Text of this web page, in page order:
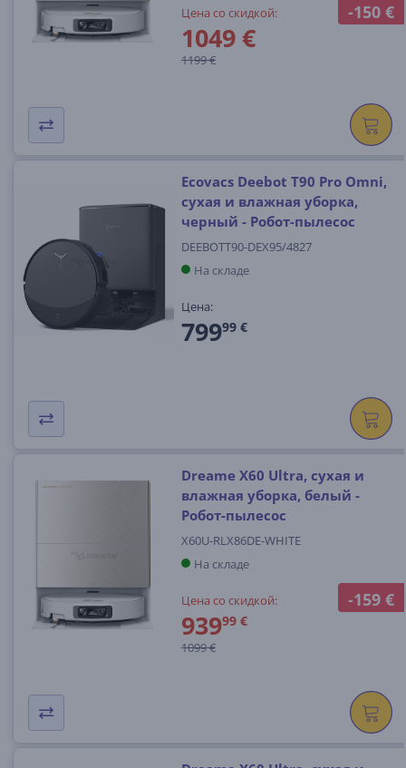
-150 €
Цена со скидкой:
1049 €
1199 €
Ecovacs Deebot T90 Pro Omni,
сухая и влажная уборка,
черный - Робот-пылесос
DEEBOTT90-DEX95/4827
На складе
Цена:
79999 €
-159 €
Dreame X60 Ultra, сухая и
влажная уборка, белый -
Робот-пылесос
X60U-RLX86DE-WHITE
На складе
Цена со скидкой:
93999 €
1099 €